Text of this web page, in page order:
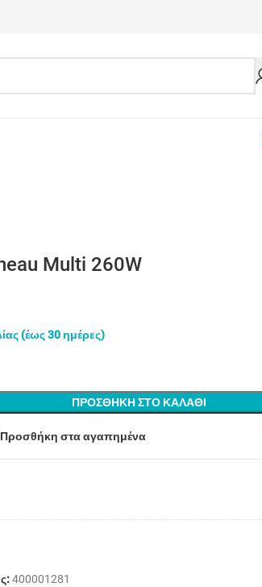
Multi 260W
(έως 30 ημέρες)
ΠΡΟΣΘΗΚΗ ΣΤΟ ΚΑΛΑΘΙ
Προσθήκη στα αγαπημένα
400001281